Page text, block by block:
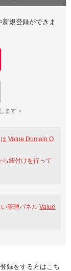
規登録ができま
ます＞
はValue Domain O
ら紐付けを行って
い管理パネルValue
録をする方はこち